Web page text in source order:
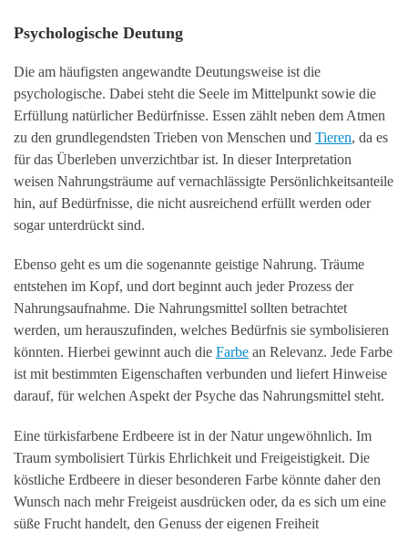
Psychologische Deutung
Die am häufigsten angewandte Deutungsweise ist die
psychologische. Dabei steht die Seele im Mittelpunkt sowie die
Erfüllung natürlicher Bedürfnisse. Essen zählt neben dem Atmen
zu den grundlegendsten Trieben von Menschen und Tieren, da es
für das Überleben unverzichtbar ist. In dieser Interpretation
weisen Nahrungsträume auf vernachlässigte Persönlichkeitsanteile
hin, auf Bedürfnisse, die nicht ausreichend erfüllt werden oder
sogar unterdrückt sind.
Ebenso geht es um die sogenannte geistige Nahrung. Träume
entstehen im Kopf, und dort beginnt auch jeder Prozess der
Nahrungsaufnahme. Die Nahrungsmittel sollten betrachtet
werden, um herauszufinden, welches Bedürfnis sie symbolisieren
könnten. Hierbei gewinnt auch die Farbe an Relevanz. Jede Farbe
ist mit bestimmten Eigenschaften verbunden und liefert Hinweise
darauf, für welchen Aspekt der Psyche das Nahrungsmittel steht.
Eine türkisfarbene Erdbeere ist in der Natur ungewöhnlich. Im
Traum symbolisiert Türkis Ehrlichkeit und Freigeistigkeit. Die
köstliche Erdbeere in dieser besonderen Farbe könnte daher den
Wunsch nach mehr Freigeist ausdrücken oder, da es sich um eine
süße Frucht handelt, den Genuss der eigenen Freiheit